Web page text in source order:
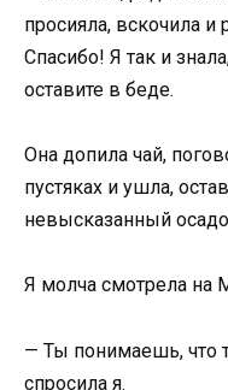
просияла, вскочила
Спасибо! Я так и
оставите в беде.
Она допила чай,
пустяках и ушла,
невысказанный
Я молча смотрела на
— Ты понимаешь, что
спросила я.